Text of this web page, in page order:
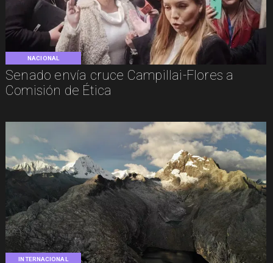
NACIONAL
Senado envía cruce Campillai-Flores a
Comisión de Ética
INTERNACIONAL